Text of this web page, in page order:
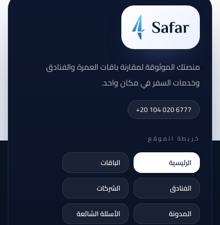
منصتك الموثوقة لمقارنة باقات العمرة والفنادق
وخدمات السفر في مكان واحد.
+20 104 020 6777
خريطة الموقع
الرئيسية
الباقات
الفنادق
الشركات
المدونة
الأسئلة الشائعة